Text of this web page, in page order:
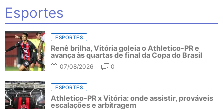
Esportes
ESPORTES
Renê brilha, Vitória goleia o Athletico-PR e
avança às quartas de final da Copa do Brasil
07/08/2026 0
ESPORTES
Athletico-PR x Vitória: onde assistir, prováveis
escalações e arbitragem